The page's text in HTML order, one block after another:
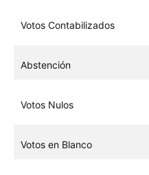
Votos Contabilizados
Abstención
Votos Nulos
Votos en Blanco